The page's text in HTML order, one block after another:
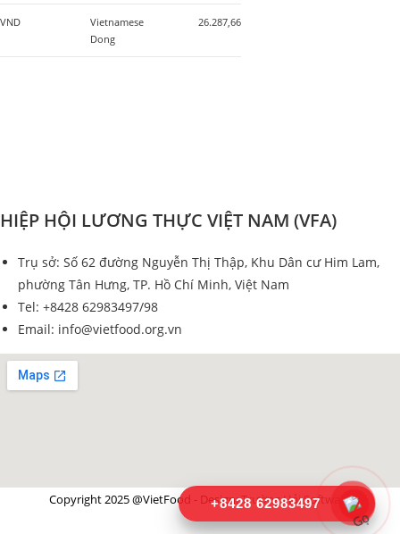
VND
Vietnamese
Dong
26.287,66
HIỆP HỘI LƯƠNG THỰC VIỆT NAM (VFA)
Trụ sở: Số 62 đường Nguyễn Thị Thập, Khu Dân cư Him Lam,
phường Tân Hưng, TP. Hồ Chí Minh, Việt Nam
Tel: +8428 62983497/98
Email: info@vietfood.org.vn
Copyright 2025 @VietFood - Design:Trường Hải Software
+8428 62983497